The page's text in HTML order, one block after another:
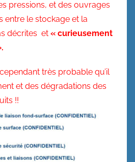
pressions, et des ouvrages
entre le stockage et la
décrites et « curieusement
très probable qu’il
et des dégradations des
!!